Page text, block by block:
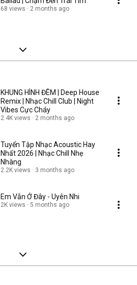
68 views 2 months ago
KHUNG HÌNH ĐÊM | Deep House
Remix | Nhạc Chill Club | Night
Vibes Cực Cháy
2.4K views 2 months ago
Tuyển Tập Nhạc Acoustic Hay
Nhất 2026 | Nhạc Chill Nhẹ
Nhàng
2.2K views 3 months ago
Em Vẫn Ở Đây - Uyên Nhi
2K views 5 months ago